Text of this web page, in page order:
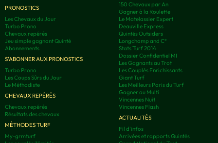
PRONOSTICS
Les Chevaux du Jour
Turbo Prono
Chevaux repérés
Jeu simple gagnant Quinté
Abonnements
S'ABONNER AUX PRONOSTICS
Turbo Prono
Les Coups Sûrs du Jour
Le Méthodiste
CHEVAUX REPÉRÉS
Chevaux repérés
Résultats des chevaux
MÉTHODES TURF
My-grmturf
150 Chevaux par An
Gagner à la Roulette
Le Matelassier Expert
Deauville Express
Quintés Outsiders
Longchamp and C°
Stats Turf 2014
Dossier Confidentiel MI
Les Gagnants au Trot
Les Couplés Enrichissants
Giant Turf
Les Meilleurs Paris du Turf
Gagner au Multi
Vincennes Nuit
Vincennes Flash
ACTUALITÉS
Fil d'infos
Arrivées et rapports Quintés